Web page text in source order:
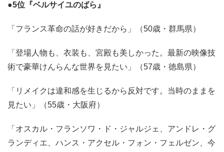
●5位『ベルサイユのばら』
「フランス革命の話が好きだから」（50歳・群馬県）
「登場人物も、衣装も、宮殿も美しかった。最新の映像技
術で豪華けんらんな世界を見たい」（57歳・徳島県）
「リメイクは違和感を生じるから反対です。当時のままを
見たい」（55歳・大阪府）
「オスカル・フランソワ・ド・ジャルジェ、アンドレ・グ
ランディエ、ハンス・アクセル・フォン・フェルゼン、今